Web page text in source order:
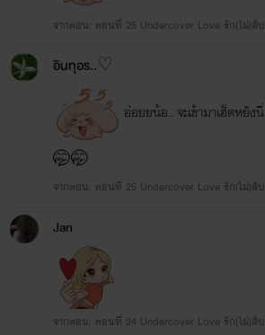
จากตอน: ตอนที่ 25 Undercover Love รัก(ไม่)ลับ
อินทุอร..♡
อ่อยยน้อ.. จะเข้ามาเฮ็ดหยังนี่
🤭🤭
จากตอน: ตอนที่ 25 Undercover Love รัก(ไม่)ลับ
Jan
จากตอน: ตอนที่ 24 Undercover Love รัก(ไม่)ลับ